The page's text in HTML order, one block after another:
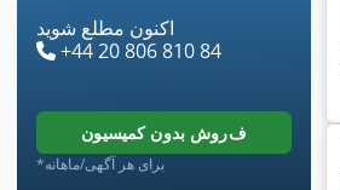
اکنون مطلع شوید
+44 20 806 810 84
فروش بدون کمیسیون
*برای هر آگهی/ماهانه